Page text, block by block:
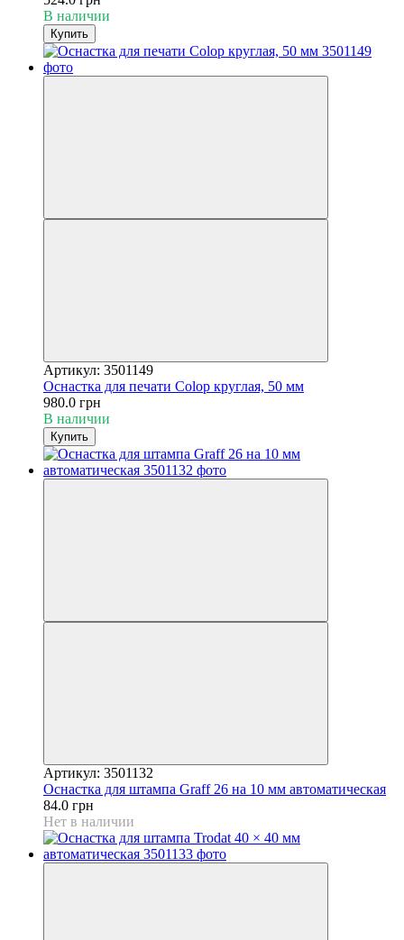
В наличии
Купить
Артикул: 3501149
Оснастка для печати Colop круглая, 50 мм
980.0 грн
В наличии
Купить
Артикул: 3501132
Оснастка для штампа Graff 26 на 10 мм автоматическая
84.0 грн
Нет в наличии